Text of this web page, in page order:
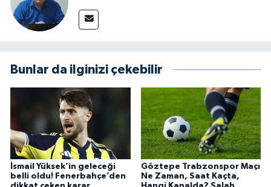
Bunlar da ilginizi çekebilir
İsmail Yüksek’in geleceği
belli oldu! Fenerbahçe’den
Göztepe Trabzonspor Maçı
Ne Zaman, Saat Kaçta,